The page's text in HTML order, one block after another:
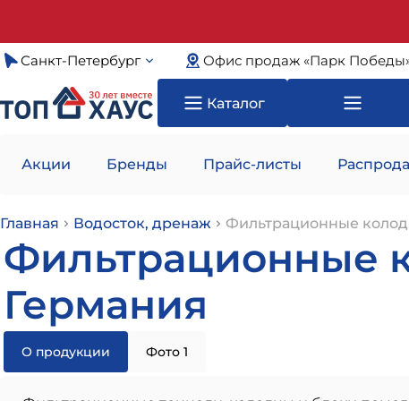
Санкт-Петербург Офис продаж «Парк
Каталог
Акции Бренды Прайс-листы
Главная Водосток, дренаж Фильтрационные
Фильтрационные
Германия
О продукции Фото 1